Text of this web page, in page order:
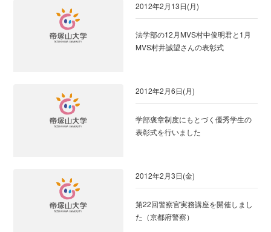
2012年2月13日(月)
法学部の12月MVS村中俊明君と1月
MVS村井誠望さんの表彰式
2012年2月6日(月)
学部褒章制度にもとづく優秀学生の
表彰式を行いました
2012年2月3日(金)
第22回警察官実務講座を開催しまし
た（京都府警察）